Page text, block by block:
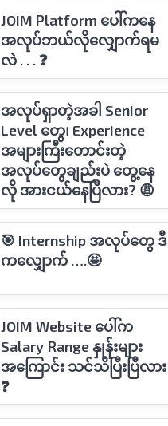
JOIM Platform ပေါ်ကနေ
အလုပ်ဘယ်လိုလျှောက်ရမ
လဲ . . . ❓
အလုပ်ရှာတဲ့အခါ Senior
Level တွေ၊ Experience
အများကြီးတောင်းတဲ့
အလုပ်တွေချည်းပဲ တွေ့နေ
လို အားငယ်နေပြီလား? 😩
🎯 Internship အလုပ်တွေ ဒီ
ကလျှောက် ….🤩
JOIM Website ပေါ်က
Salary Range နှုန်းများ
အကြောင်း သင်သိပြီးပြီလား
❓